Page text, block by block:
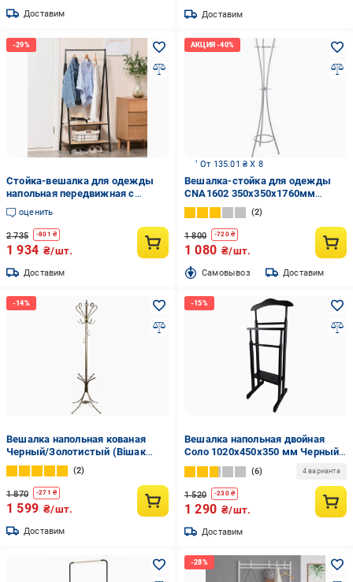
Доставим Доставим
Стойка-вешалка для одежды
напольная передвижная с
деревянными полками
149х64х42,5 см
оценить
2 735 -801 ₴
1 934 ₴/шт.
Доставим
От 135.01 ₴ X 8
Вешалка-стойка для одежды
CNA1602 350х350х1760мм
серый
2
1 800 -720₴
1 080 ₴/шт.
Cамовывоз Доставим
Вешалка напольная кованая
Черный/Золотистый (Вішак
нап.M-078)
2
1 870 -271 ₴
1 599 ₴/шт.
Доставим
Вешалка напольная двойная
Соло 1020х450х350 мм Черный
венге (0128)
6 4 варианта
1 520 -230₴
1 290 ₴/шт.
Доставим